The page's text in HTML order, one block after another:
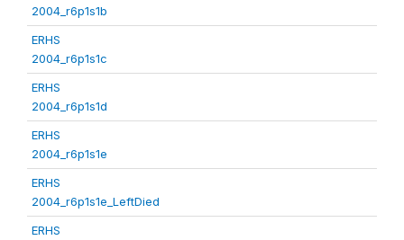
2004_r6p1s1b
ERHS
2004_r6p1s1c
ERHS
2004_r6p1s1d
ERHS
2004_r6p1s1e
ERHS
2004_r6p1s1e_LeftDied
ERHS